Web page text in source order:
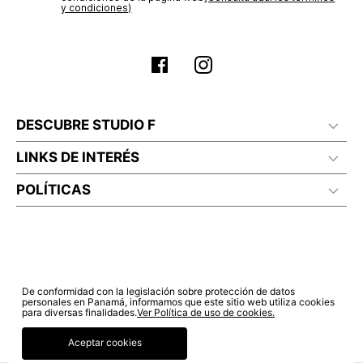
estado de tu compra puedes ingresar al menú de “Mi cuenta -
y condiciones)
DESCUBRE STUDIO F
LINKS DE INTERÉS
POLÍTICAS
De conformidad con la legislación sobre protección de datos
personales en Panamá, informamos que este sitio web utiliza cookies
para diversas finalidades.Ver Política de uso de cookies.
Aceptar cookies